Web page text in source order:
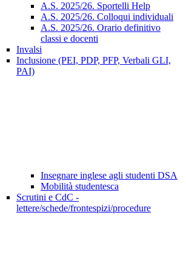
A.S. 2025/26. Sportelli Help
A.S. 2025/26. Colloqui individuali
A.S. 2025/26. Orario definitivo
classi e docenti
Invalsi
Inclusione (PEI, PDP, PFP, Verbali GLI,
PAI)
Insegnare inglese agli studenti DSA
Mobilità studentesca
Scrutini e CdC -
lettere/schede/frontespizi/procedure